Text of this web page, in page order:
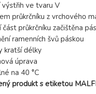
výstřih ve tvaru V
průkrčníku z vrchového
část průkrčníku začištěna
ramenních švů páskou
kratší délky
úprava
na 40 °C
produkt s etiketou